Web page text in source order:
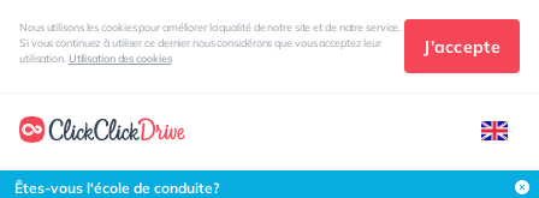
Nous utilisons les cookies pour améliorer la qualité de notre site et de notre service.
Si vous continuez à utiliser ce dernier nous considérons que vous acceptez leur
utilisation. Utilisation des cookies
J'accepte
Êtes-vous l'école de conduite?